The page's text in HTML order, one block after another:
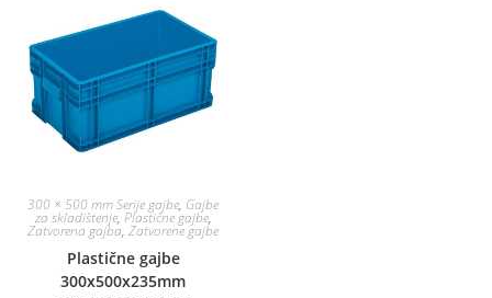
300 × 500 mm Serije gajbe, Gajbe
za skladištenje, Plastične gajbe,
Zatvorena gajba, Zatvorene gajbe
Plastične gajbe
300x500x235mm